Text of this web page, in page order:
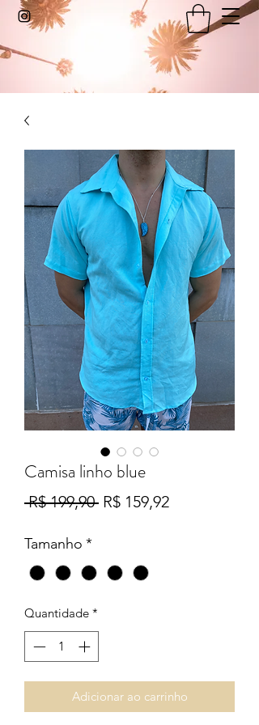
Camisa linho blue
R$ 199,90 Preço
R$ 159,92Preço
Tamanho *
Quantidade *
Adicionar ao carrinho